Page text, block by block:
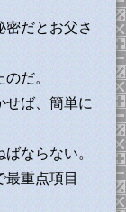
だとお父さ
だ。
ば、簡単に
ならない。
重点項目